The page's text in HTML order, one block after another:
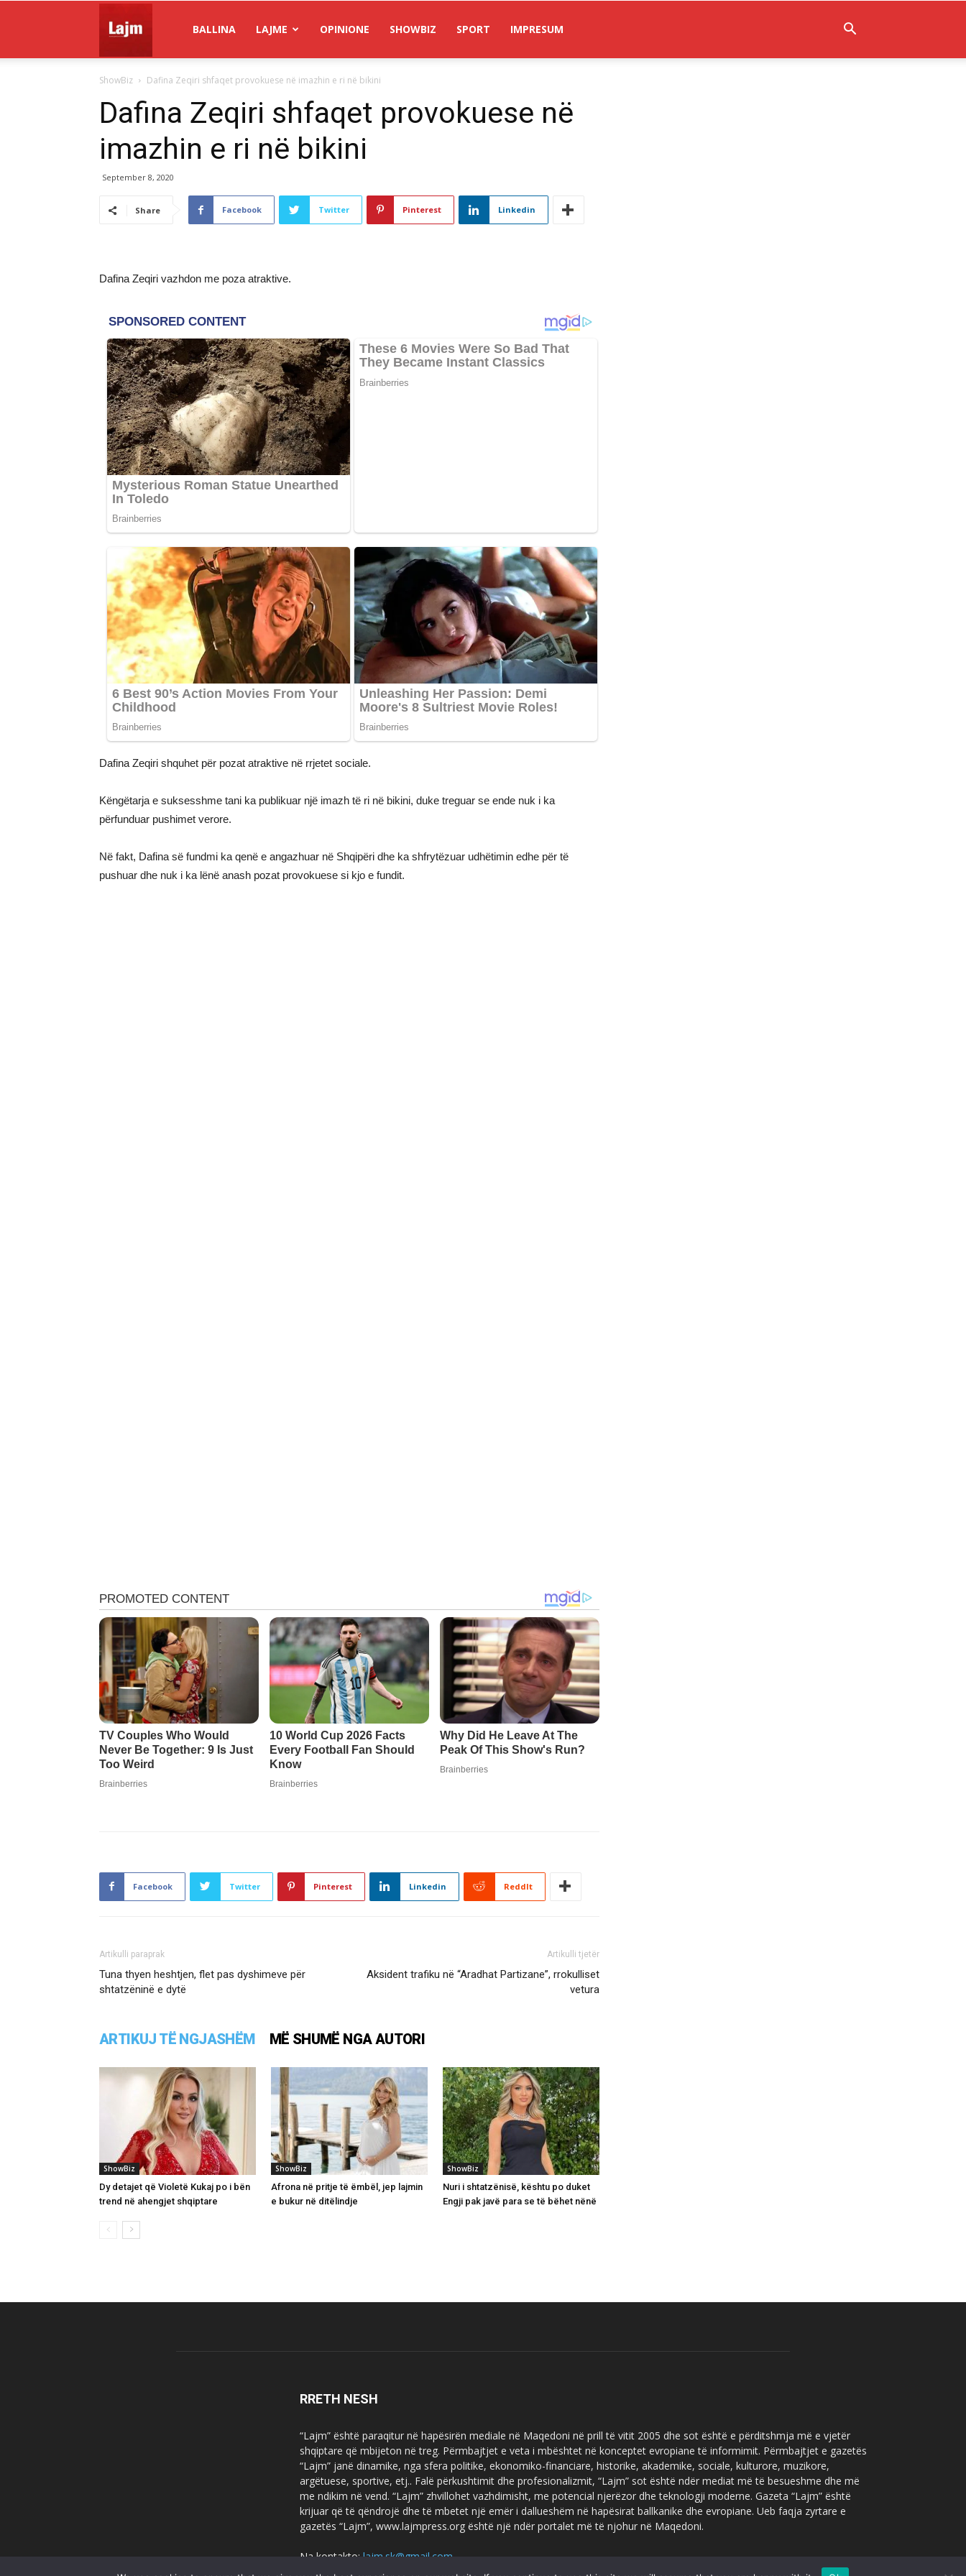
Lajm
BALLINA LAJME OPINIONE SHOWBIZ SPORT IMPRESUM
ShowBiz Dafina Zeqiri shfaqet provokuese në imazhin e ri në bikini
Dafina Zeqiri shfaqet provokuese në
imazhin e ri në bikini
September 8, 2020
Share Facebook Twitter Pinterest Linkedin
Dafina Zeqiri vazhdon me poza atraktive.
Dafina Zeqiri shquhet për pozat atraktive në rrjetet sociale.
Këngëtarja e suksesshme tani ka publikuar një imazh të ri në bikini, duke treguar se ende nuk i ka
përfunduar pushimet verore.
Në fakt, Dafina së fundmi ka qenë e angazhuar në Shqipëri dhe ka shfrytëzuar udhëtimin edhe për të
pushuar dhe nuk i ka lënë anash pozat provokuese si kjo e fundit.
Facebook Twitter Pinterest Linkedin ReddIt
Artikulli paraprak
Tuna thyen heshtjen, flet pas dyshimeve për
shtatzëninë e dytë
Artikulli tjetër
Aksident trafiku në “Aradhat Partizane”, rrokulliset
vetura
ARTIKUJ TË NGJASHËM MË SHUMË NGA AUTORI
ShowBiz
Dy detajet që Violetë Kukaj po i bën
trend në ahengjet shqiptare
ShowBiz
Afrona në pritje të ëmbël, jep lajmin
e bukur në ditëlindje
ShowBiz
Nuri i shtatzënisë, kështu po duket
Engji pak javë para se të bëhet nënë
RRETH NESH
“Lajm” është paraqitur në hapësirën mediale në Maqedoni në prill të vitit 2005 dhe sot është e përditshmja më e vjetër
shqiptare që mbijeton në treg. Përmbajtjet e veta i mbështet në konceptet evropiane të informimit. Përmbajtjet e gazetës
“Lajm” janë dinamike, nga sfera politike, ekonomiko-financiare, historike, akademike, sociale, kulturore, muzikore,
argëtuese, sportive, etj.. Falë përkushtimit dhe profesionalizmit, “Lajm” sot është ndër mediat më të besueshme dhe më
me ndikim në vend. “Lajm” zhvillohet vazhdimisht, me potencial njerëzor dhe teknologji moderne. Gazeta “Lajm” është
krijuar që të qëndrojë dhe të mbetet një emër i dallueshëm në hapësirat ballkanike dhe evropiane. Ueb faqja zyrtare e
gazetës “Lajm”, www.lajmpress.org është një ndër portalet më të njohur në Maqedoni.
Na kontakto:lajm.sk@gmail.com